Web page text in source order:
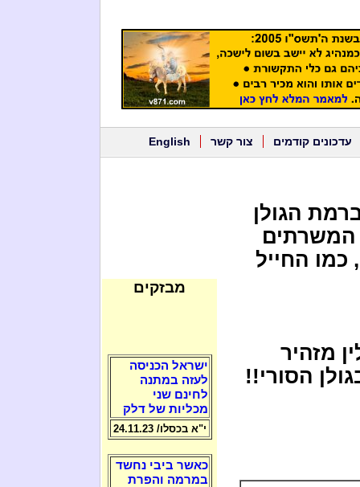
עדכונים קודמים צור קשר English
הגולן
מהדרוזים המשרתים
כמו החייל
מזהיר
הסורי!!
מבזקים
ישראל הכניסה
לעזה במתנה
לחינם שני
מכליות של דלק
י"א בכסלו/ 24.11.23
כאשר ביבי נחשד
במרמה והפרת